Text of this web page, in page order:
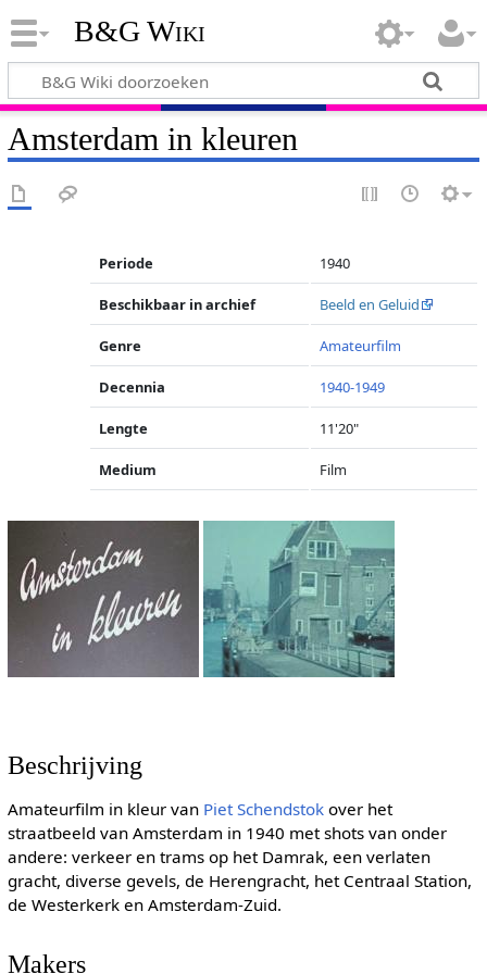
B&G Wiki
Amsterdam in kleuren
Periode 1940
Beschikbaar in archief Beeld en Geluid
Genre Amateurfilm
Decennia 1940-1949
Lengte 11'20"
Medium Film
Beschrijving
Amateurfilm in kleur van Piet Schendstokover het
straatbeeld van Amsterdam in 1940 met shots van onder
andere: verkeer en trams op het Damrak, een verlaten
gracht, diverse gevels, de Herengracht, het Centraal Station,
de Westerkerk en Amsterdam-Zuid.
Makers